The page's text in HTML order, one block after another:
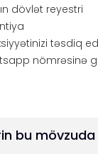
dövlət reyestri
təsdiq
nömrəsinə
bu